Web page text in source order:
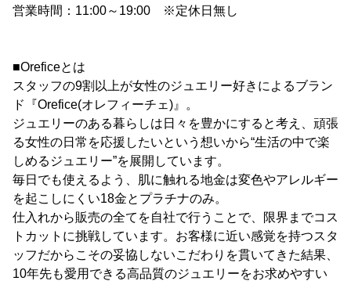
営業時間：11:00～19:00 ※定休日無し
■Oreficeとは
スタッフの9割以上が女性のジュエリー好きによるブラン
ド『Orefice(オレフィーチェ)』。
ジュエリーのある暮らしは日々を豊かにすると考え、頑張
る女性の日常を応援したいという想いから“生活の中で楽
しめるジュエリー”を展開しています。
毎日でも使えるよう、肌に触れる地金は変色やアレルギー
を起こしにくい18金とプラチナのみ。
仕入れから販売の全てを自社で行うことで、限界までコス
トカットに挑戦しています。お客様に近い感覚を持つスタ
ッフだからこその妥協しないこだわりを貫いてきた結果、
10年先も愛用できる高品質のジュエリーをお求めやすい